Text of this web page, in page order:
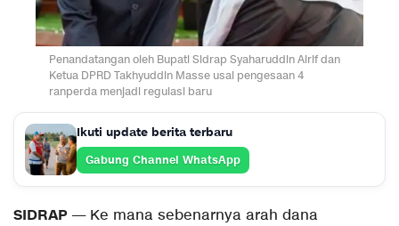
Penandatangan oleh Bupati Sidrap Syaharuddin Alrif dan
Ketua DPRD Takhyuddin Masse usai pengesaan 4
ranperda menjadi regulasi baru
Ikuti update berita terbaru
Gabung Channel WhatsApp
SIDRAP — Ke mana sebenarnya arah dana